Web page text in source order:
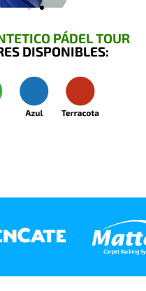
PÁDEL TOUR
DISPONIBLES: